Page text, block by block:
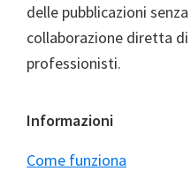
delle pubblicazioni
collaborazione diretta
professionisti.
Informazioni
Come funziona